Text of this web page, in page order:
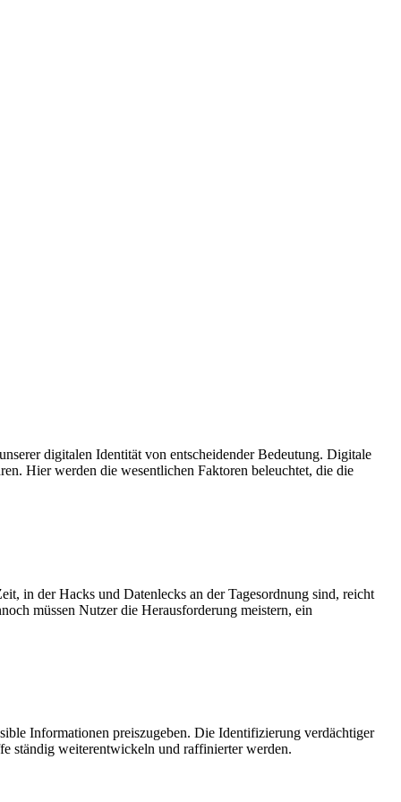
digitalen Identität von entscheidender Bedeutung. Digitale
Hier werden die wesentlichen Faktoren beleuchtet, die die
in der Hacks und Datenlecks an der Tagesordnung sind, reicht
müssen Nutzer die Herausforderung meistern, ein
Informationen preiszugeben. Die Identifizierung verdächtiger
ständig weiterentwickeln und raffinierter werden.